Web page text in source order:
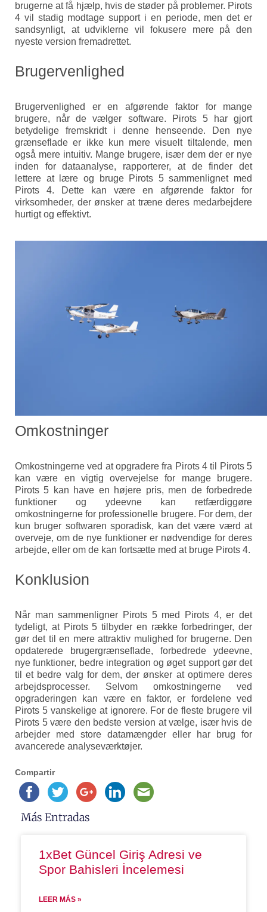
brugerne at få hjælp, hvis de støder på problemer. Pirots
4 vil stadig modtage support i en periode, men det er
sandsynligt, at udviklerne vil fokusere mere på den
nyeste version fremadrettet.
Brugervenlighed
Brugervenlighed er en afgørende faktor for mange
brugere, når de vælger software. Pirots 5 har gjort
betydelige fremskridt i denne henseende. Den nye
grænseflade er ikke kun mere visuelt tiltalende, men
også mere intuitiv. Mange brugere, især dem der er nye
inden for dataanalyse, rapporterer, at de finder det
lettere at lære og bruge Pirots 5 sammenlignet med
Pirots 4. Dette kan være en afgørende faktor for
virksomheder, der ønsker at træne deres medarbejdere
hurtigt og effektivt.
Omkostninger
Omkostningerne ved at opgradere fra Pirots 4 til Pirots 5
kan være en vigtig overvejelse for mange brugere.
Pirots 5 kan have en højere pris, men de forbedrede
funktioner og ydeevne kan retfærdiggøre
omkostningerne for professionelle brugere. For dem, der
kun bruger softwaren sporadisk, kan det være værd at
overveje, om de nye funktioner er nødvendige for deres
arbejde, eller om de kan fortsætte med at bruge Pirots 4.
Konklusion
Når man sammenligner Pirots 5 med Pirots 4, er det
tydeligt, at Pirots 5 tilbyder en række forbedringer, der
gør det til en mere attraktiv mulighed for brugerne. Den
opdaterede brugergrænseflade, forbedrede ydeevne,
nye funktioner, bedre integration og øget support gør det
til et bedre valg for dem, der ønsker at optimere deres
arbejdsprocesser. Selvom omkostningerne ved
opgraderingen kan være en faktor, er fordelene ved
Pirots 5 vanskelige at ignorere. For de fleste brugere vil
Pirots 5 være den bedste version at vælge, især hvis de
arbejder med store datamængder eller har brug for
avancerede analyseværktøjer.
Compartir
Más Entradas
1xBet Güncel Giriş Adresi ve
Spor Bahisleri İncelemesi
LEER MÁS »